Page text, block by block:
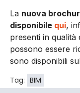
La nuova
disponibile qui,
presenti in qualità
possono essere
sono disponibili
Tag: BIM